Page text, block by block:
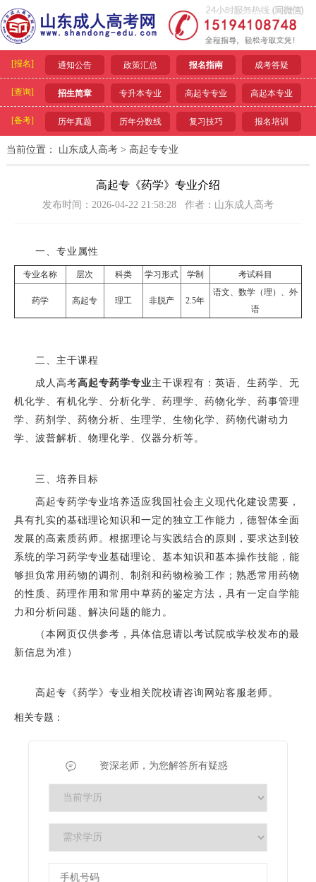
[报名] 通知公告 政策汇总 报名指南 成考答疑
[查询] 招生简章 专升本专业 高起专专业 高起本专业
[备考] 历年真题 历年分数线 复习技巧 报名培训
当前位置： 山东成人高考> 高起专专业
高起专《药学》专业介绍
发布时间：2026-04-22 21:58:28 作者：山东成人高考
一、专业属性
专业名称 层次 科类 学习形式 学制 考试科目
药学 高起专 理工 非脱产 2.5年
语文、数学（理）、外
语
二、主干课程
成人高考高起专药学专业主干课程有：英语、生药学、无
机化学、有机化学、分析化学、药理学、药物化学、药事管理
学、药剂学、药物分析、生理学、生物化学、药物代谢动力
学、波普解析、物理化学、仪器分析等。
三、培养目标
高起专药学专业培养适应我国社会主义现代化建设需要，
具有扎实的基础理论知识和一定的独立工作能力，德智体全面
发展的高素质药师。根据理论与实践结合的原则，要求达到较
系统的学习药学专业基础理论、基本知识和基本操作技能，能
够担负常用药物的调剂、制剂和药物检验工作；熟悉常用药物
的性质、药理作用和常用中草药的鉴定方法，具有一定自学能
力和分析问题、解决问题的能力。
（本网页仅供参考，具体信息请以考试院或学校发布的最
新信息为准）
高起专《药学》专业相关院校请咨询网站客服老师。
相关专题：
资深老师，为您解答所有疑惑